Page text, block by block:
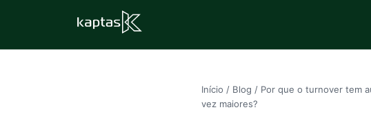
Início / Blog / Por que o turnover tem
vez maiores?